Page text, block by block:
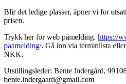
Blir det ledige plasser, åpner vi for
prisen.
Trykk her for web påmelding. https://
paamelding/. Gå inn via terminlista
NKK.
Utstillingsleder: Bente Indergård,
bente.indergaard@gmail.com